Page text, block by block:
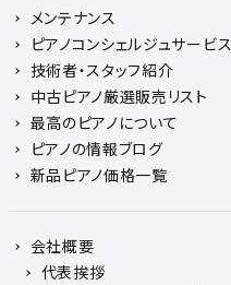
メンテナンス
ピアノコンシェルジュサービス
技術者・スタッフ紹介
中古ピアノ厳選販売リスト
最高のピアノについて
ピアノの情報ブログ
新品ピアノ価格一覧
会社概要
代表挨拶